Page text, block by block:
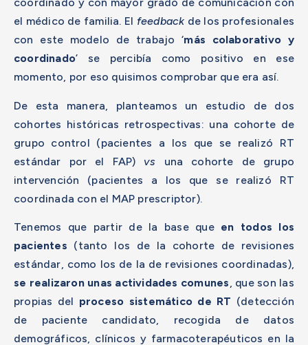
coordinado y con mayor grado de comunicación con
el médico de familia. El feedback de los profesionales
con este modelo de trabajo ‘más colaborativo y
coordinado’ se percibía como positivo en ese
momento, por eso quisimos comprobar que era así.
De esta manera, planteamos un estudio de dos
cohortes históricas retrospectivas: una cohorte de
grupo control (pacientes a los que se realizó RT
estándar por el FAP) vs una cohorte de grupo
intervención (pacientes a los que se realizó RT
coordinada con el MAP prescriptor).
Tenemos que partir de la base que en todos los
pacientes (tanto los de la cohorte de revisiones
estándar, como los de la de revisiones coordinadas),
se realizaron unas actividades comunes, que son las
propias del proceso sistemático de RT (detección
de paciente candidato, recogida de datos
demográficos, clínicos y farmacoterapéuticos en la